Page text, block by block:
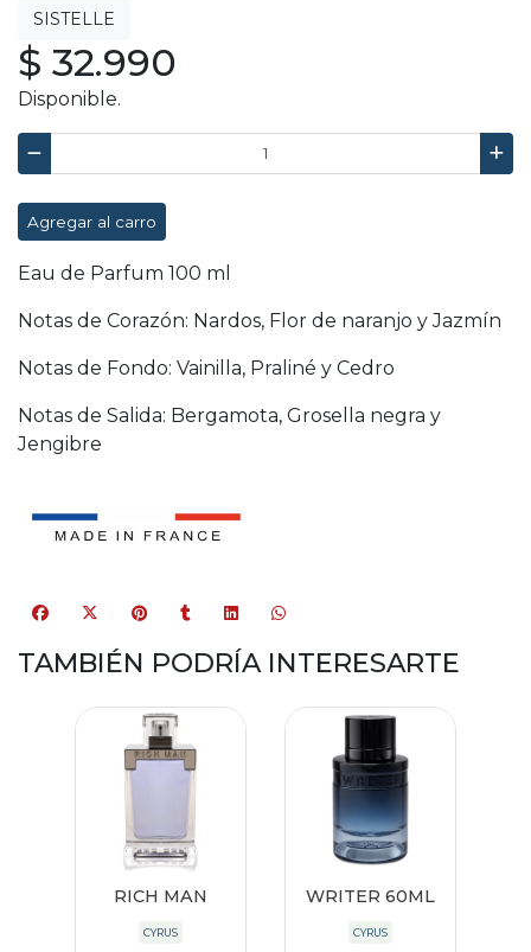
$ 32.990
Disponible.
Agregar al carro
Eau de Parfum 100 ml
Notas de Corazón: Nardos, Flor de naranjo y Jazmín
Notas de Fondo: Vainilla, Praliné y Cedro
Notas de Salida: Bergamota, Grosella negra y
Jengibre
TAMBIÉN PODRÍA INTERESARTE
RICH MAN
CYRUS
WRITER 60ML
CYRUS